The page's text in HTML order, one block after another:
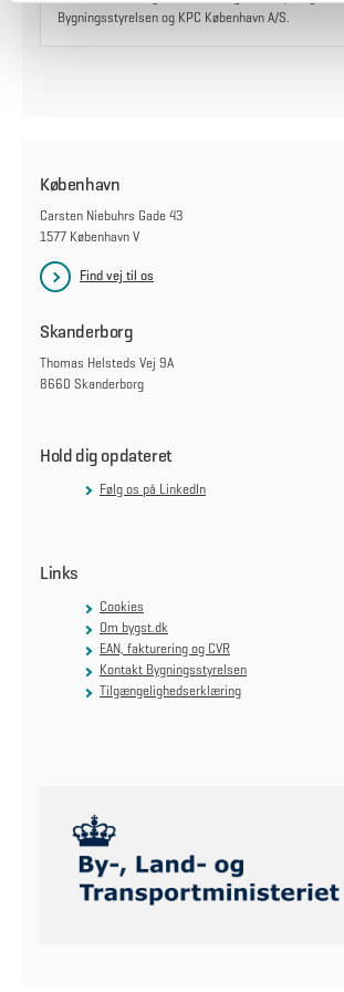
Bygningsstyrelsen og KPC København A/S.
København
Carsten Niebuhrs Gade 43
1577 København V
Find vej til os
Skanderborg
Thomas Helsteds Vej 9A
8660 Skanderborg
Hold dig opdateret
Følg os på LinkedIn
Links
Cookies
Om bygst.dk
EAN, fakturering og CVR
Kontakt Bygningsstyrelsen
Tilgængelighedserklæring